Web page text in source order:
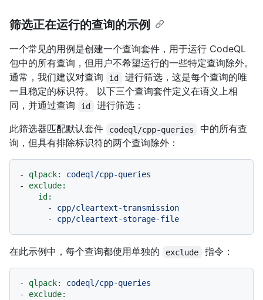
筛选正在运行的查询的示例
一个常见的用例是创建一个查询套件，用于运行 CodeQL
包中的所有查询，但用户不希望运行的一些特定查询除外。
通常，我们建议对查询
id
进行筛选，这是每个查询的唯
一且稳定的标识符。 以下三个查询套件定义在语义上相
同，并通过查询
id
进行筛选：
此筛选器匹配默认套件
codeql/cpp-queries
中的所有查
询，但具有排除标识符的两个查询除外：
- qlpack:
codeql/cpp-queries
-
exclude:
id:
-
cpp/cleartext-transmission
-
cpp/cleartext-storage-file
在此示例中，每个查询都使用单独的 exclude 指令：
- qlpack:
codeql/cpp-queries
-
exclude: